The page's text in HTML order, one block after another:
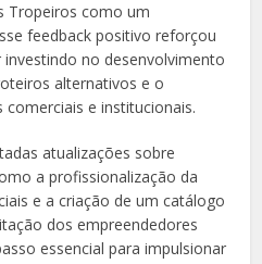
Tropeiros como um
feedback positivo reforçou
no desenvolvimento
alternativos e o
e institucionais.
atualizações sobre
a profissionalização da
e a criação de um catálogo
dos empreendedores
essencial para impulsionar